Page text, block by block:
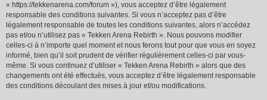
« https://tekkenarena.com/forum »), vous acceptez d’être légalement
responsable des conditions suivantes. Si vous n’acceptez pas d’être
légalement responsable de toutes les conditions suivantes, alors n’accédez
pas et/ou n’utilisez pas « Tekken Arena Rebirth ». Nous pouvons modifier
celles-ci à n’importe quel moment et nous ferons tout pour que vous en soyez
informé, bien qu’il soit prudent de vérifier régulièrement celles-ci par vous-
même. Si vous continuez d’utiliser « Tekken Arena Rebirth » alors que des
changements ont été effectués, vous acceptez d’être légalement responsable
des conditions découlant des mises à jour et/ou modifications.